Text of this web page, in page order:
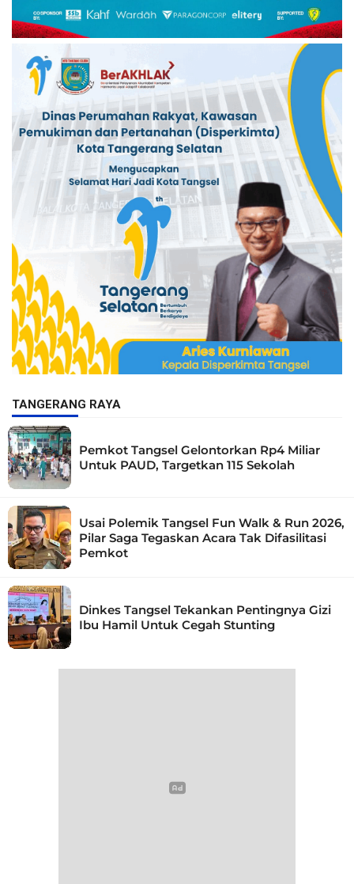
TANGERANG RAYA
Pemkot Tangsel Gelontorkan Rp4 Miliar
Untuk PAUD, Targetkan 115 Sekolah
Usai Polemik Tangsel Fun Walk & Run 2026,
Pilar Saga Tegaskan Acara Tak Difasilitasi
Pemkot
Dinkes Tangsel Tekankan Pentingnya Gizi
Ibu Hamil Untuk Cegah Stunting